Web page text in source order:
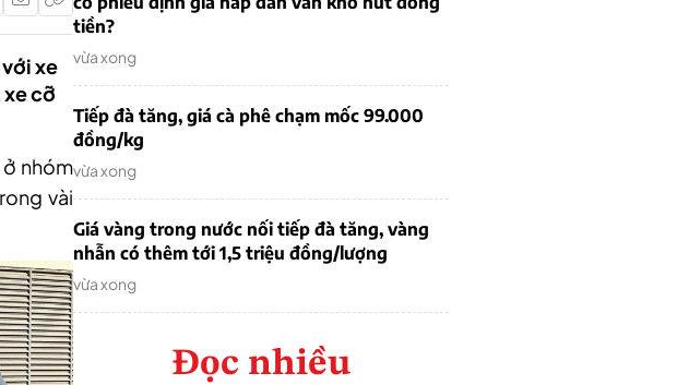
xe
cỡ
nhóm
vài
tiền?
vừa xong
Tiếp đà tăng, giá cà phê chạm mốc 99.000
đồng/kg
vừa xong
Giá vàng trong nước nối tiếp đà tăng, vàng
nhẫn có thêm tới 1,5 triệu đồng/lượng
vừa xong
Đọc nhiều